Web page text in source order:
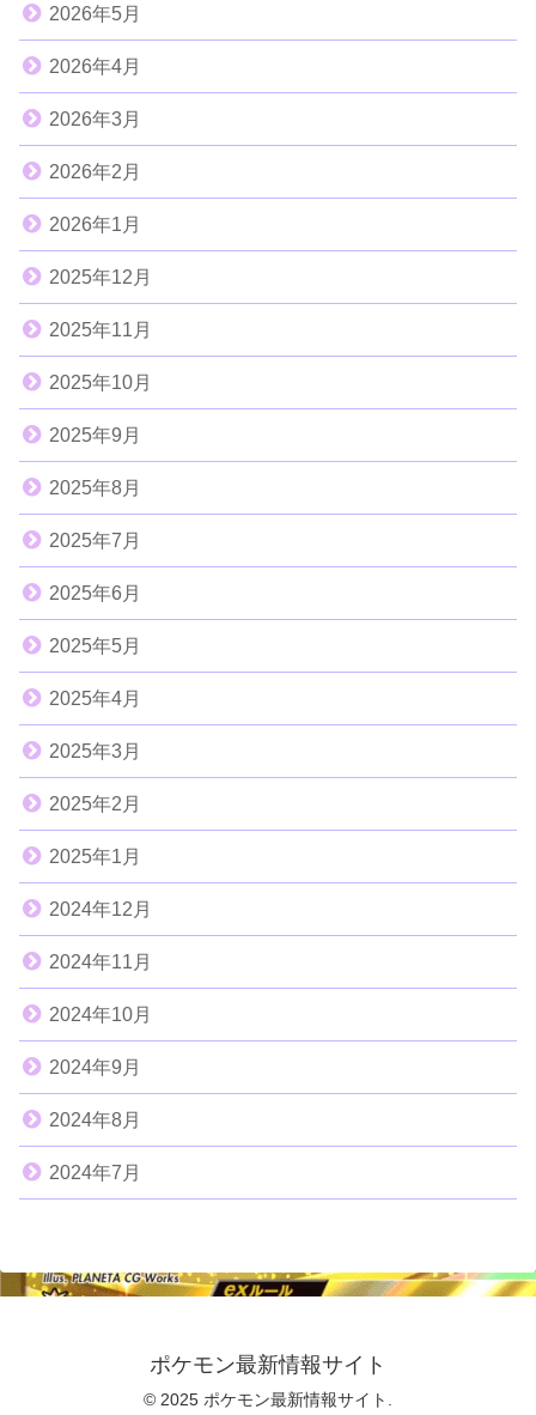
2026年5月
2026年4月
2026年3月
2026年2月
2026年1月
2025年12月
2025年11月
2025年10月
2025年9月
2025年8月
2025年7月
2025年6月
2025年5月
2025年4月
2025年3月
2025年2月
2025年1月
2024年12月
2024年11月
2024年10月
2024年9月
2024年8月
2024年7月
ポケモン最新情報サイト
© 2025 ポケモン最新情報サイト.